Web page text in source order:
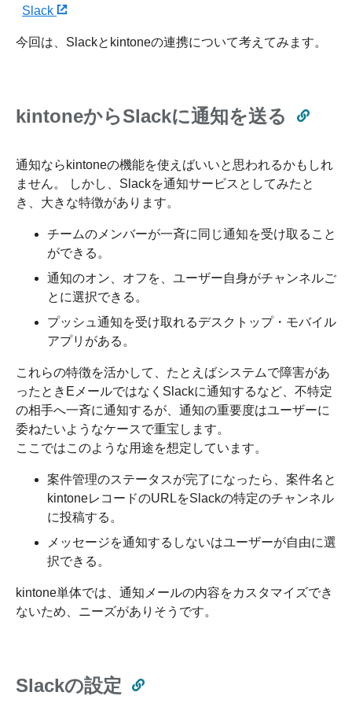
Slack
今回は、Slackとkintoneの連携について考えてみます。
kintoneからSlackに通知を送る
通知ならkintoneの機能を使えばいいと思われるかもしれ
ません。 しかし、Slackを通知サービスとしてみたと
き、大きな特徴があります。
チームのメンバーが一斉に同じ通知を受け取ること
ができる。
通知のオン、オフを、ユーザー自身がチャンネルご
とに選択できる。
プッシュ通知を受け取れるデスクトップ・モバイル
アプリがある。
これらの特徴を活かして、たとえばシステムで障害があ
ったときEメールではなくSlackに通知するなど、不特定
の相手へ一斉に通知するが、通知の重要度はユーザーに
委ねたいようなケースで重宝します。
ここではこのような用途を想定しています。
案件管理のステータスが完了になったら、案件名と
kintoneレコードのURLをSlackの特定のチャンネル
に投稿する。
メッセージを通知するしないはユーザーが自由に選
択できる。
kintone単体では、通知メールの内容をカスタマイズでき
ないため、ニーズがありそうです。
Slackの設定